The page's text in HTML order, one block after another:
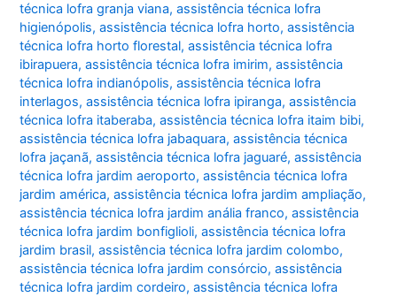
técnica lofra granja viana,assistência técnica lofra
higienópolis,assistência técnica lofra horto,assistência
técnica lofra horto florestal,assistência técnica lofra
ibirapuera,assistência técnica lofra imirim,assistência
técnica lofra indianópolis,assistência técnica lofra
interlagos,assistência técnica lofra ipiranga,assistência
técnica lofra itaberaba,assistência técnica lofra itaim bibi,
assistência técnica lofra jabaquara,assistência técnica
lofra jaçanã,assistência técnica lofra jaguaré,assistência
técnica lofra jardim aeroporto,assistência técnica lofra
jardim américa,assistência técnica lofra jardim ampliação,
assistência técnica lofra jardim anália franco,assistência
técnica lofra jardim bonfiglioli,assistência técnica lofra
jardim brasil,assistência técnica lofra jardim colombo,
assistência técnica lofra jardim consórcio,assistência
técnica lofra jardim cordeiro,assistência técnica lofra